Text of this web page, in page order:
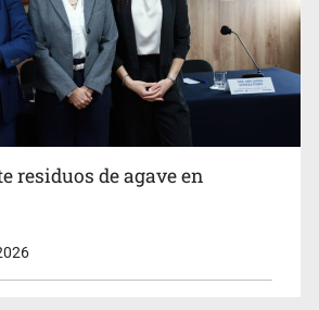
estadounidense buscado por
residuos de agave en